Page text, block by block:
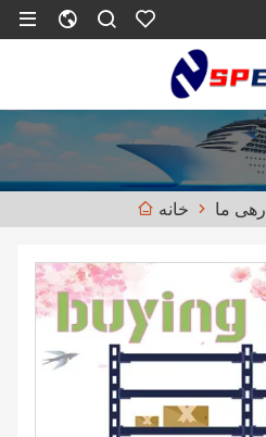
خانه ما